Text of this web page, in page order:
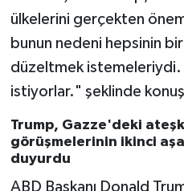
ülkelerini gerçekten
bunun nedeni hepsinin
düzeltmek
istiyorlar." şeklinde
Trump, Gazze'deki
görüşmelerinin ikinci
duyurdu
ABD Başkanı Donald